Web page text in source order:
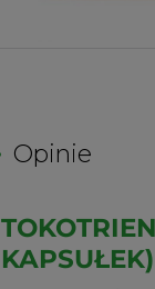
Opinie